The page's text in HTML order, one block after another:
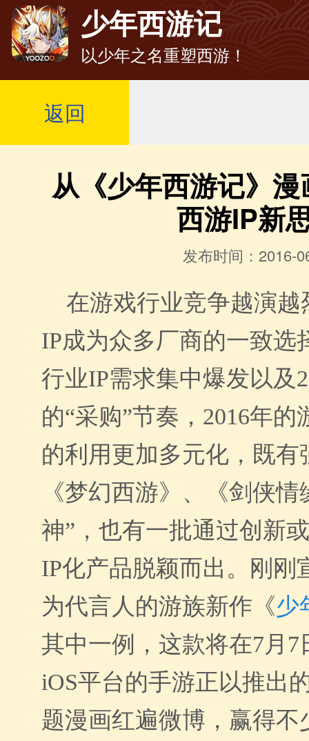
少年西游记
以少年之名重塑西游！
返回
从《少年西游记》
西游IP新
发布时间：2016-
在游戏行业竞争越演越
IP成为众多厂商的一致选
行业IP需求集中爆发以及
的“采购”节奏，2016年的
的利用更加多元化，既有
《梦幻西游》、《剑侠
神”，也有一批通过创新
IP化产品脱颖而出。刚刚
为代言人的游族新作《少
其中一例，这款将在7月7
iOS平台的手游正以推出
题漫画红遍微博，赢得不